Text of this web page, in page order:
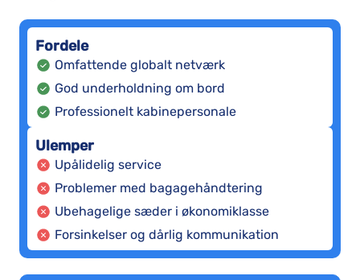
Fordele
Omfattende globalt netværk
God underholdning om bord
Professionelt kabinepersonale
Ulemper
Upålidelig service
Problemer med bagagehåndtering
Ubehagelige sæder i økonomiklasse
Forsinkelser og dårlig kommunikation